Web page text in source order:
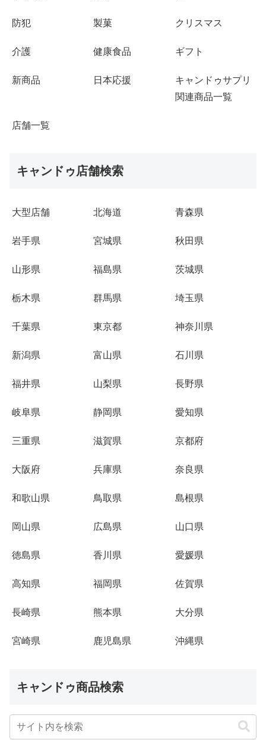
防犯 製菓 クリスマス
介護 健康食品 ギフト
新商品 日本応援
キャンドゥサプリ
関連商品一覧
店舗一覧
キャンドゥ店舗検索
大型店舗 北海道 青森県
岩手県 宮城県 秋田県
山形県 福島県 茨城県
栃木県 群馬県 埼玉県
千葉県 東京都 神奈川県
新潟県 富山県 石川県
福井県 山梨県 長野県
岐阜県 静岡県 愛知県
三重県 滋賀県 京都府
大阪府 兵庫県 奈良県
和歌山県 鳥取県 島根県
岡山県 広島県 山口県
徳島県 香川県 愛媛県
高知県 福岡県 佐賀県
長崎県 熊本県 大分県
宮崎県 鹿児島県 沖縄県
キャンドゥ商品検索